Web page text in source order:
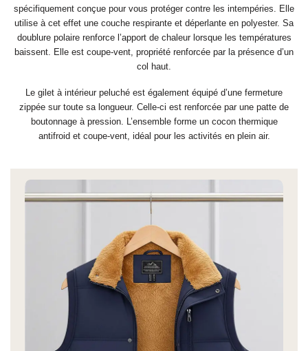
spécifiquement conçue pour vous protéger contre les intempéries. Elle
utilise à cet effet une couche respirante et déperlante en polyester. Sa
doublure polaire renforce l’apport de chaleur lorsque les températures
baissent. Elle est coupe-vent, propriété renforcée par la présence d’un
col haut.
Le gilet à intérieur peluché est également équipé d’une fermeture
zippée sur toute sa longueur. Celle-ci est renforcée par une patte de
boutonnage à pression. L’ensemble forme un cocon thermique
antifroid et coupe-vent, idéal pour les activités en plein air.